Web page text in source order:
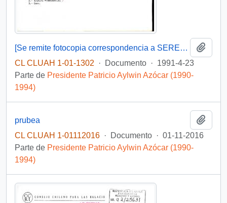
[Se remite fotocopia correspondencia a SEREMI de Justicia Valparaíso]
CL CLUAH 1-01-1302
· Documento · 1991-4-23
Parte de Presidente Patricio Aylwin Azócar (1990-
1994)
prubea
CL CLUAH 1-01112016 · Documento · 01-11-2016
Parte de Presidente Patricio Aylwin Azócar (1990-
1994)